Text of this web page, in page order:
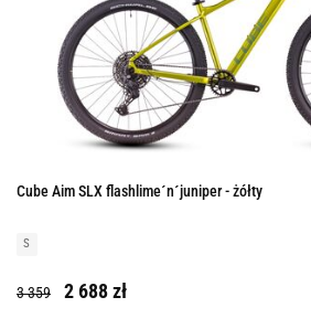
Cube Aim SLX flashlime´n´juniper - żółty
S
3 359 2 688 zł